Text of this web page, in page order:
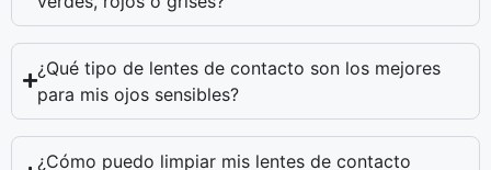
¿Qué tipo de lentes de contacto son los mejores
para mis ojos sensibles?
¿Cómo puedo limpiar mis lentes de contacto